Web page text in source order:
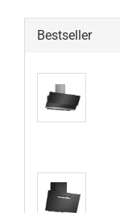
Bestseller